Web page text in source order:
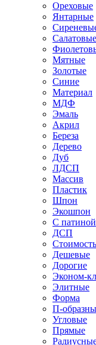
Ореховые
Янтарные
Салатовые
Мятные
Золотые
Синие
Материал
МДФ
Эмаль
Акрил
Береза
Дерево
Дуб
ЛДСП
Массив
Пластик
Шпон
Экошпон
С патиной
ДСП
Стоимость
Дешевые
Дорогие
Эконом-
Элитные
Форма
П-
Угловые
Прямые